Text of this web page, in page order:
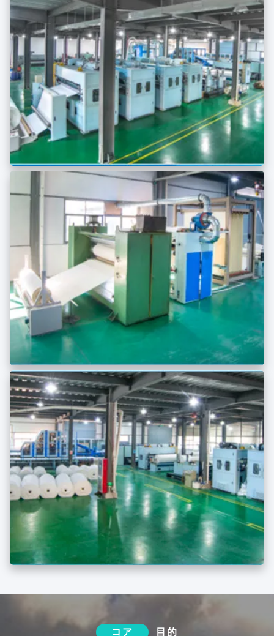
コア 目的